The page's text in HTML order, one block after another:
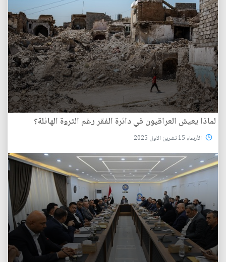
لماذا يعيش العراقيون في دائرة الفقر رغم الثروة الهائلة؟
الأربعاء 15 تشرين الاول 2025